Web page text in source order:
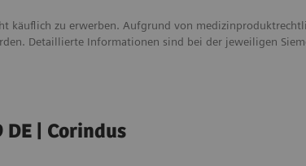
käuflich zu erwerben. Aufgrund von
Detaillierte Informationen sind bei der jeweiligen
| Corindus